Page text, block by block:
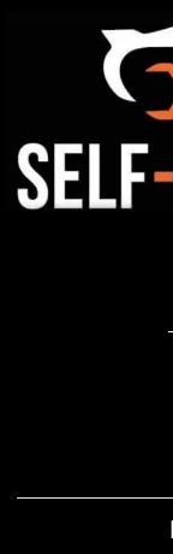
Service
Автосервис